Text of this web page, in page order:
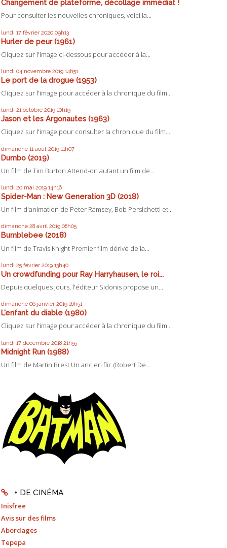
Changement de plateforme, décollage immédiat !
Pour consulter les nouvelles chroniques, voici la...
lundi 17 février 2020 09h13
Hurler de peur (1961)
Cliquez sur l'image ci-dessous pour accéder à la...
lundi 04 novembre 2019 14h51
Le port de la drogue (1953)
Cliquez sur l'image pour accéder à la chronique du film...
lundi 21 octobre 2019 10h19
Jason et les Argonautes (1963)
Cliquez sur l'image pour consulter la chronique du film...
dimanche 11 août 2019 11h07
Dumbo (2019)
Un film de Tim Burton Attend-on autant un film de...
lundi 20 mai 2019 14h16
Spider-Man : New Generation 3D (2018)
Un film d'animation de Peter Ramsey, Bob Persichetti et...
dimanche 28 avril 2019 08h05
Bumblebee (2018)
Un film de Travis Knight Premier film dérivé de la...
lundi 25 février 2019 13h40
Un crowdfunding pour Ray Harryhausen, le roi...
Depuis quelques jours, l'éditeur Sidonis propose un...
dimanche 06 janvier 2019 16h51
L'enfant du diable (1980)
Cliquez sur l'image pour accéder à la chronique du film...
lundi 17 décembre 2018 21h55
Midnight Run (1988)
Un film de Martin Brest Un ancien flic (Robert De...
+ DE CINÉMA
Inisfree
Avis sur des films
Abordages
Tepepa